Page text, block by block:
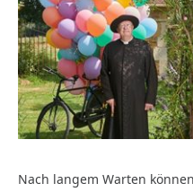
Nach langem Warten